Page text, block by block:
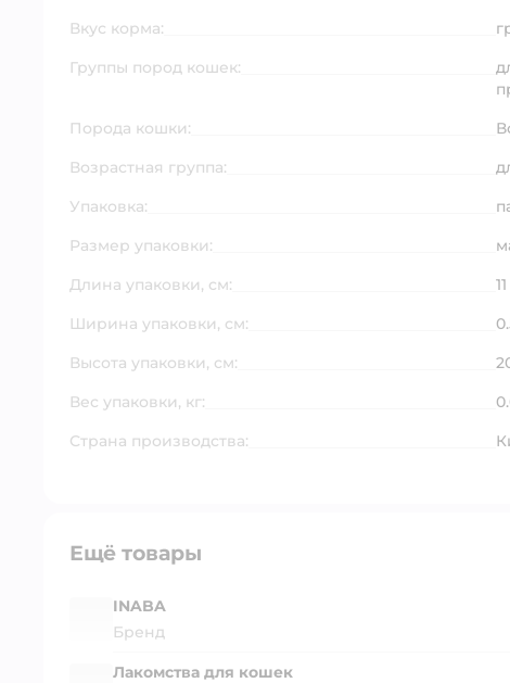
Вкус корма:
Группы пород кошек:
Порода кошки:
Возрастная группа:
Упаковка:
Размер упаковки:
Длина упаковки, см:
11
Ширина упаковки, см:
Высота упаковки, см:
Вес упаковки, кг:
Страна производства:
Ещё товары
INABA
Бренд
Лакомства для кошек